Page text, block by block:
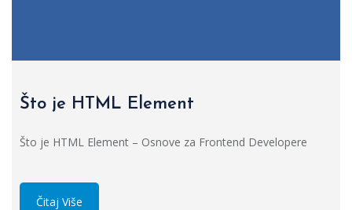
Što je HTML Element
Što je HTML Element – Osnove za Frontend Developere
Čitaj Više